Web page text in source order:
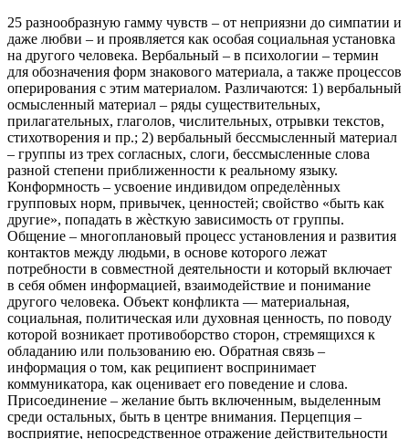
25 разнообразную гамму чувств – от неприязни до симпатии и
даже любви – и проявляется как особая социальная установка
на другого человека. Вербальный – в психологии – термин
для обозначения форм знакового материала, а также процессов
оперирования с этим материалом. Различаются: 1) вербальный
осмысленный материал – ряды существительных,
прилагательных, глаголов, числительных, отрывки текстов,
стихотворения и пр.; 2) вербальный бессмысленный материал
– группы из трех согласных, слоги, бессмысленные слова
разной степени приближенности к реальному языку.
Конформность – усвоение индивидом определѐнных
групповых норм, привычек, ценностей; свойство «быть как
другие», попадать в жѐсткую зависимость от группы.
Общение – многоплановый процесс установления и развития
контактов между людьми, в основе которого лежат
потребности в совместной деятельности и который включает
в себя обмен информацией, взаимодействие и понимание
другого человека. Объект конфликта — материальная,
социальная, политическая или духовная ценность, по поводу
которой возникает противоборство сторон, стремящихся к
обладанию или пользованию ею. Обратная связь –
информация о том, как реципиент воспринимает
коммуникатора, как оценивает его поведение и слова.
Присоединение – желание быть включенным, выделенным
среди остальных, быть в центре внимания. Перцепция –
восприятие, непосредственное отражение действительности